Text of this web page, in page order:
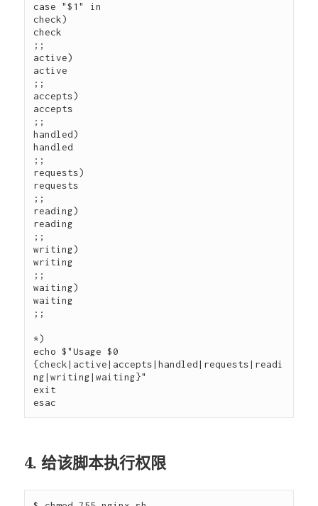
case "$1" in
check)
check
;;
active)
active
;;
accepts)
accepts
;;
handled)
handled
;;
requests)
requests
;;
reading)
reading
;;
writing)
writing
;;
waiting)
waiting
;;
*)
echo $"Usage $0
{check|active|accepts|handled|requests|readi
ng|writing|waiting}"
exit
4. 给该脚本执行权限